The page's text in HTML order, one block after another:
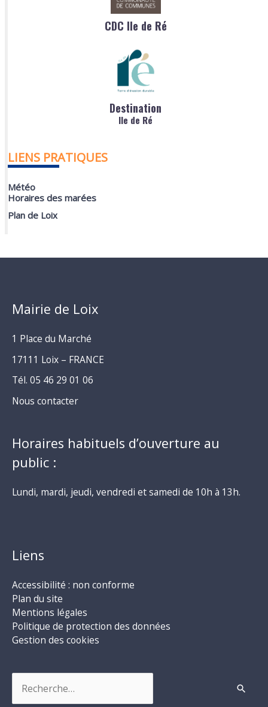
CDC Ile de Ré
Destination
Ile de Ré
LIENS PRATIQUES
Météo
Horaires des marées
Plan de Loix
Mairie de Loix
1 Place du Marché
17111 Loix – FRANCE
Tél. 05 46 29 01 06
Nous contacter
Horaires habituels d’ouverture au
public :
Lundi, mardi, jeudi, vendredi et samedi de 10h à 13h.
Liens
Accessibilité : non conforme
Plan du site
Mentions légales
Politique de protection des données
Gestion des cookies